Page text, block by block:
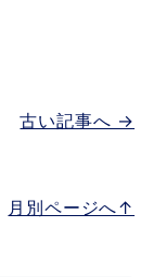
古い記事へ →
月別ページへ↑